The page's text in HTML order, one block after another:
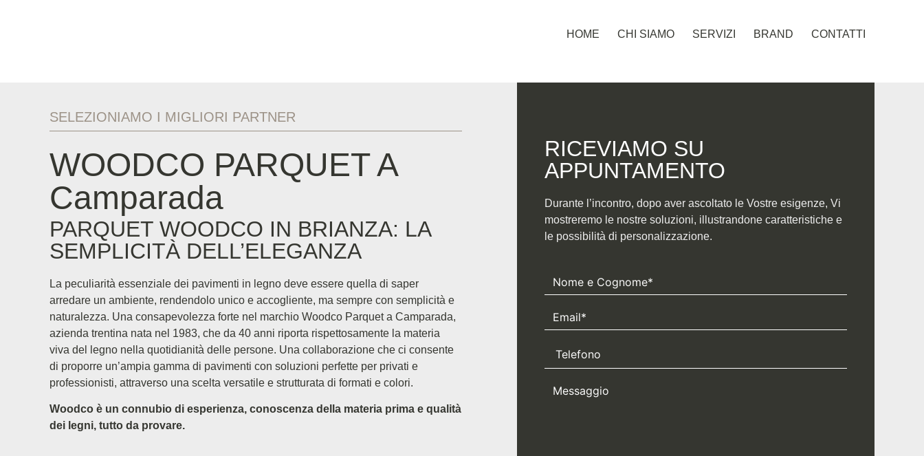
HOME CHI SIAMO SERVIZI BRAND CONTATTI
SELEZIONIAMO I MIGLIORI PARTNER
WOODCO PARQUET A
Camparada
PARQUET WOODCO IN BRIANZA: LA
SEMPLICITÀ DELL’ELEGANZA
La peculiarità essenziale dei pavimenti in legno deve essere quella di saper
arredare un ambiente, rendendolo unico e accogliente, ma sempre con semplicità e
naturalezza. Una consapevolezza forte nel marchio Woodco Parquet a Camparada,
azienda trentina nata nel 1983, che da 40 anni riporta rispettosamente la materia
viva del legno nella quotidianità delle persone. Una collaborazione che ci consente
di proporre un’ampia gamma di pavimenti con soluzioni perfette per privati e
professionisti, attraverso una scelta versatile e strutturata di formati e colori.
Woodco è un connubio di esperienza, conoscenza della materia prima e qualità
dei legni, tutto da provare.
RICEVIAMO SU
APPUNTAMENTO​
Durante l’incontro, dopo aver ascoltato le Vostre esigenze, Vi
mostreremo le nostre soluzioni, illustrandone caratteristiche e
le possibilità di personalizzazione.